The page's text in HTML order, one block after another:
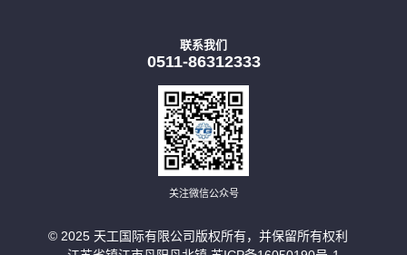
联系我们
0511-86312333
关注微信公众号
© 2025 天工国际有限公司版权所有，并保留所有权利